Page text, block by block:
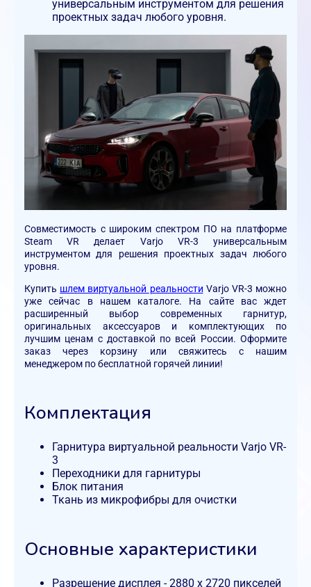
универсальным инструментом для решения
проектных задач любого уровня.
Совместимость с широким спектром ПО на платформе
Steam VR делает Varjo VR-3 универсальным
инструментом для решения проектных задач любого
уровня.
Купить шлем виртуальной реальности Varjo VR-3 можно
уже сейчас в нашем каталоге. На сайте вас ждет
расширенный выбор современных гарнитур,
оригинальных аксессуаров и комплектующих по
лучшим ценам с доставкой по всей России. Оформите
заказ через корзину или свяжитесь с нашим
менеджером по бесплатной горячей линии!
Комплектация
Гарнитура виртуальной реальности Varjo VR-
3
Переходники для гарнитуры
Блок питания
Ткань из микрофибры для очистки
Основные характеристики
Разрешение дисплея - 2880 x 2720 пикселей